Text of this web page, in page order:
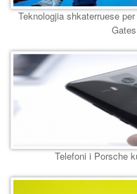
Teknologjia shkaterruese
Telefoni i Porsche